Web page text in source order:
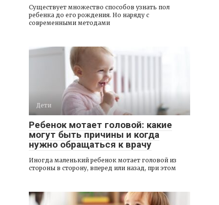
Существует множество способов узнать пол
ребенка до его рождения. Но наряду с
современными методами
Дети
Ребенок мотает головой: какие
могут быть причины и когда
нужно обращаться к врачу
Иногда маленький ребенок мотает головой из
стороны в сторону, вперед или назад, при этом